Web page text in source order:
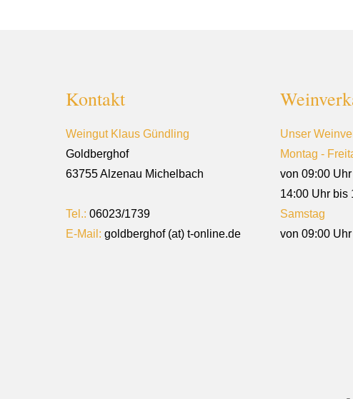
Kontakt
Weingut Klaus Gündling
Goldberghof
63755 Alzenau Michelbach
Tel.: 06023/1739
E-Mail: goldberghof (at) t-online.de
Unser
Montag -
von 09:00
14:00 Uhr bis
Samstag
von 09:00